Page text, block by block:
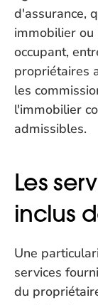
d'assurance,
immobilier
occupant,
propriétaires
les
l'immobilier
admissibles.
Les
inclus
Une
services
du